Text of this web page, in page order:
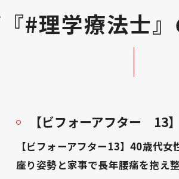
#理学療法士
【ビフォーアフター 13】
【ビフォーアフター13】40歳代
座り姿勢と家事で長年腰痛を抱え